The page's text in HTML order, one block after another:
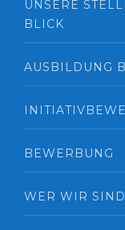
UNSERE
BLICK
AUSBILDUNG
BEWERBUNG
WER WIR